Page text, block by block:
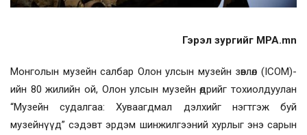
Гэрэл зургийг MPA.mn
Монголын музейн салбар Олон улсын музейн зөвлөл (ICOM)-
ийн 80 жилийн ой, Олон улсын музейн өдрийг тохиолдуулан
“Музейн судалгаа: Хуваагдмал дэлхийг нэгтгэж буй
музейнүүд” сэдэвт эрдэм шинжилгээний хурлыг энэ сарын